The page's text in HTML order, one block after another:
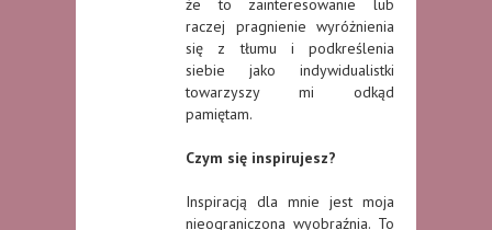
że to zainteresowanie lub
raczej pragnienie wyróżnienia
się z tłumu i podkreślenia
siebie jako indywidualistki
towarzyszy mi odkąd
pamiętam.
Czym się inspirujesz?
Inspiracją dla mnie jest moja
nieograniczona wyobraźnia. To